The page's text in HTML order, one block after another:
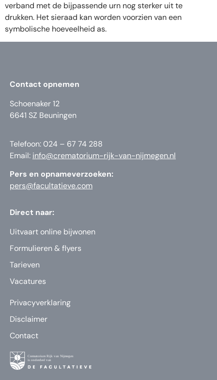
verband met de bijpassende urn nog sterker uit te
drukken. Het sieraad kan worden voorzien van een
symbolische hoeveelheid as.
Contact opnemen
Schoenaker 12
6641 SZ Beuningen
Telefoon: 024 – 67 74 288
Email: info@crematorium-rijk-van-nijmegen.nl
Pers en opnameverzoeken:
pers@facultatieve.com
Direct naar:
Uitvaart online bijwonen
Formulieren & flyers
Tarieven
Vacatures
Privacyverklaring
Disclaimer
Contact